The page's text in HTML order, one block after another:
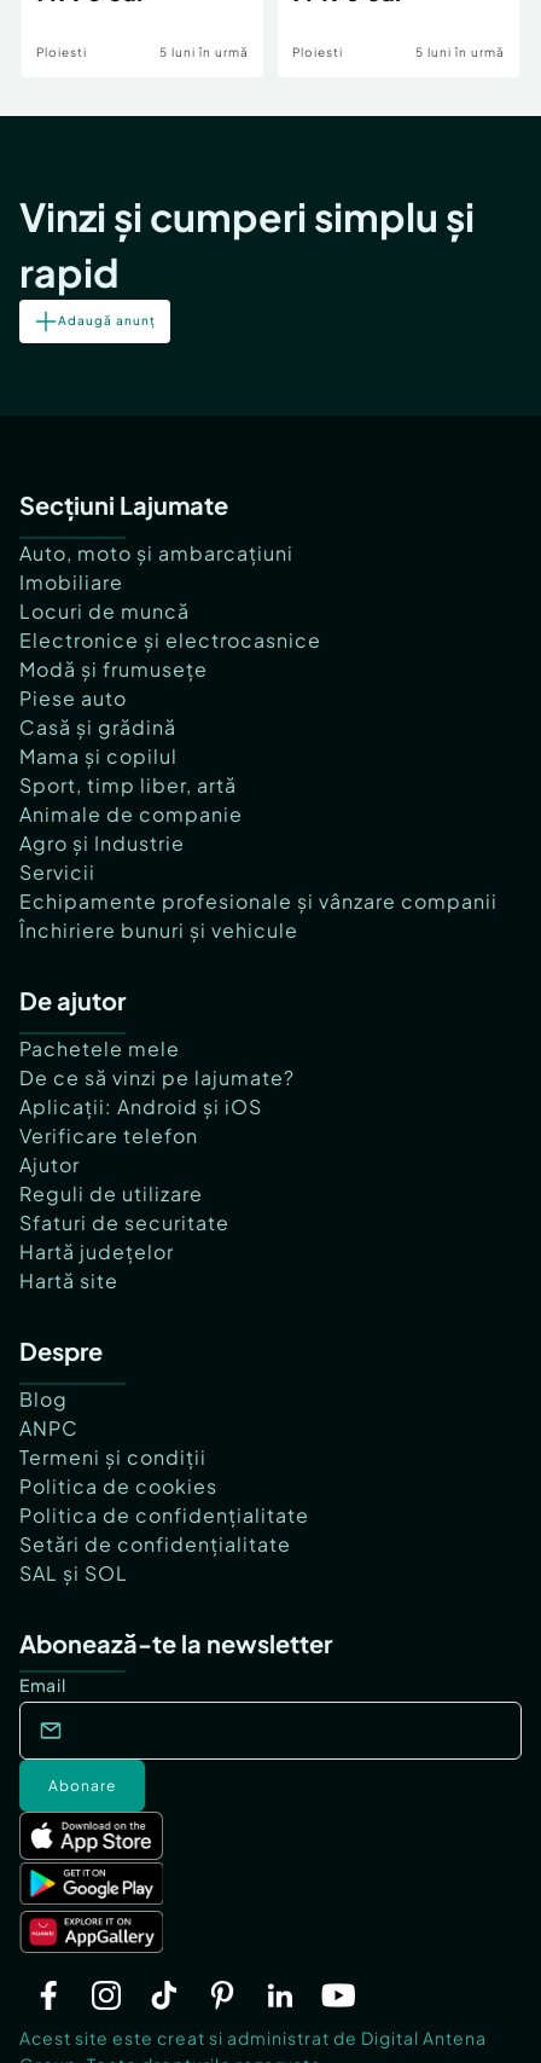
Ploiesti 5 luni în urmă Ploiesti 5 luni în urmă
Vinzi și cumperi simplu și
rapid
Adaugă anunț
Secțiuni Lajumate
Auto, moto și ambarcațiuni
Imobiliare
Locuri de muncă
Electronice și electrocasnice
Modă și frumusețe
Piese auto
Casă și grădină
Mama și copilul
Sport, timp liber, artă
Animale de companie
Agro și Industrie
Servicii
Echipamente profesionale și vânzare companii
Închiriere bunuri și vehicule
De ajutor
Pachetele mele
De ce să vinzi pe lajumate?
Aplicații: Android și iOS
Verificare telefon
Ajutor
Reguli de utilizare
Sfaturi de securitate
Hartă județelor
Hartă site
Despre
Blog
ANPC
Termeni și condiții
Politica de cookies
Politica de confidențialitate
Setări de confidențialitate
SAL și SOL
Abonează-te la newsletter
Email
Abonare
Acest site este creat si administrat de Digital Antena